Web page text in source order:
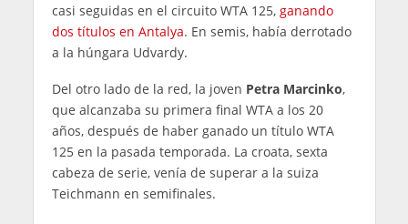
casi seguidas en el circuito WTA 125, ganando
dos títulos en Antalya. En semis, había derrotado
a la húngara Udvardy.
Del otro lado de la red, la joven Petra Marcinko,
que alcanzaba su primera final WTA a los 20
años, después de haber ganado un título WTA
125 en la pasada temporada. La croata, sexta
cabeza de serie, venía de superar a la suiza
Teichmann en semifinales.